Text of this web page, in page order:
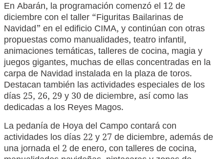
En Abarán, la programación comenzó el 12 de
diciembre con el taller “Figuritas Bailarinas de
Navidad” en el edificio CIMA, y continúan con otras
propuestas como manualidades, teatro infantil,
animaciones temáticas, talleres de cocina, magia y
juegos gigantes, muchas de ellas concentradas en la
carpa de Navidad instalada en la plaza de toros.
Destacan también las actividades especiales de los
días 25, 26, 29 y 30 de diciembre, así como las
dedicadas a los Reyes Magos.
La pedanía de Hoya del Campo contará con
actividades los días 22 y 27 de diciembre, además de
una jornada el 2 de enero, con talleres de cocina,